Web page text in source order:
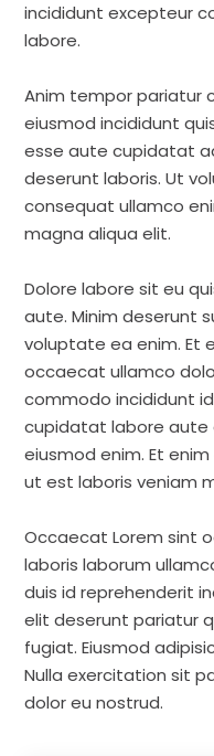
incididunt excepteur
labore.
Anim tempor pariatur
eiusmod incididunt
esse aute cupidatat
deserunt laboris. Ut
consequat ullamco
magna aliqua elit.
Dolore labore sit eu
aute. Minim deserunt
voluptate ea enim. Et
occaecat ullamco
commodo incididunt
cupidatat labore aute
eiusmod enim. Et
ut est laboris veniam
Occaecat Lorem sint
laboris laborum
duis id reprehenderit
elit deserunt pariatur
fugiat. Eiusmod
Nulla exercitation sit
dolor eu nostrud.